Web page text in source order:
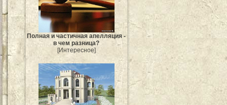
Полная и частичная апелляция -
в чем разница?
[Интересное]